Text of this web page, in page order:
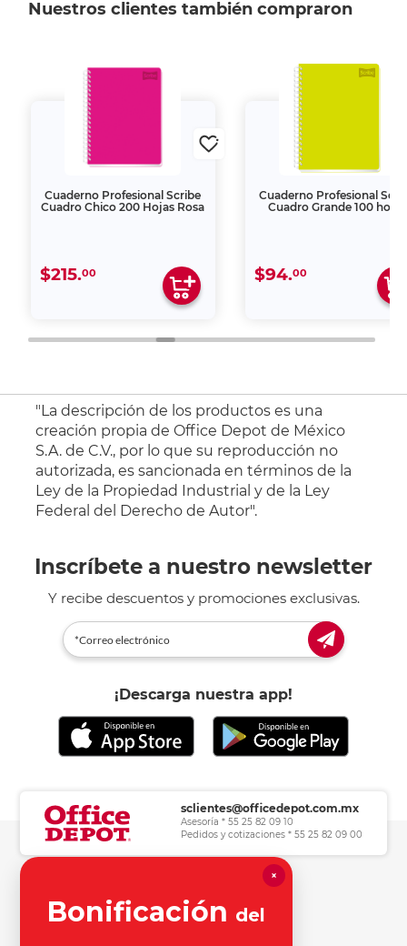
Nuestros clientes también compraron
Cuaderno Profesional Scribe
Cuadro Chico 200 Hojas Rosa
$215.00
Cuaderno Profesional
Cuadro Grande 100 hojas
$94.00
"La descripción de los productos es una
creación propia de Office Depot de México
S.A. de C.V., por lo que su reproducción no
autorizada, es sancionada en términos de la
Ley de la Propiedad Industrial y de la Ley
Federal del Derecho de Autor".
Inscríbete a nuestro newsletter
Y recibe descuentos y promociones exclusivas.
¡Descarga nuestra app!
sclientes@officedepot.com.mx
Asesoría * 55 25 82 09 10
Pedidos y cotizaciones * 55 25 82 09 00
Herramientas de consulta
×
Bonificación del